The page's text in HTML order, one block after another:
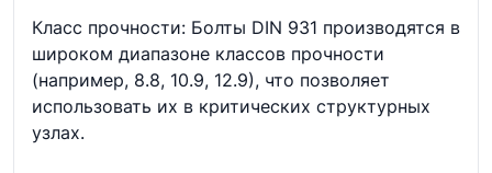
Класс прочности: Болты DIN 931 производятся в
широком диапазоне классов прочности
(например, 8.8, 10.9, 12.9), что позволяет
использовать их в критических структурных
узлах.